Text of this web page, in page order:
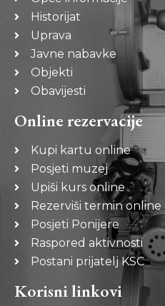
Historijat
Uprava
Javne nabavke
Objekti
Obavijesti
Online rezervacije
Kupi kartu online
Posjeti muzej
Upiši kurs online
Rezerviši termin online
Posjeti Ponijere
Raspored aktivnosti
Postani prijatelj KSC
Korisni linkovi